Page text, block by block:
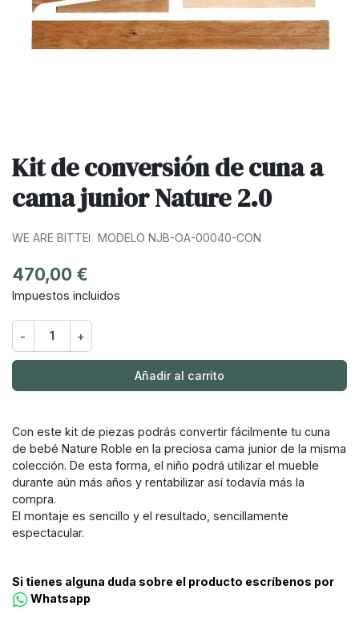
Kit de conversión de cuna a
cama junior Nature 2.0
WE ARE BITTE MODELO NJB-OA-00040-CON
470,00 €
Impuestos incluidos
- +
Añadir al carrito
Con este kit de piezas podrás convertir fácilmente tu cuna
de bebé Nature Roble en la preciosa cama junior de la misma
colección. De esta forma, el niño podrá utilizar el mueble
durante aún más años y rentabilizar así todavía más la
compra.
El montaje es sencillo y el resultado, sencillamente
espectacular.
Si tienes alguna duda sobre el producto escríbenos por
Whatsapp